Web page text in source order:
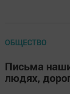
ОБЩЕСТВО
Письма
людях,